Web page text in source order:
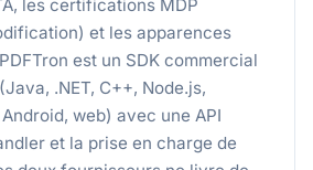
les certifications MDP
et les apparences
est un SDK commercial
.NET, C++, Node.js,
web) avec une API
et la prise en charge de